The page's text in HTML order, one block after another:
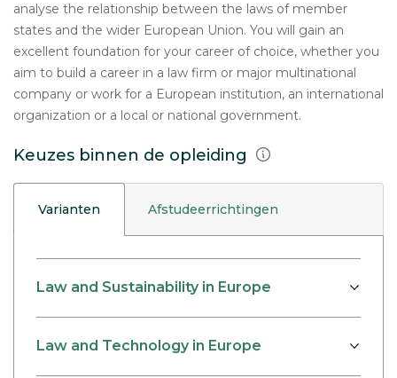
analyse the relationship between the laws of member
states and the wider European Union. You will gain an
excellent foundation for your career of choice, whether you
aim to build a career in a law firm or major multinational
company or work for a European institution, an international
organization or a local or national government.
Keuzes binnen de opleiding
Varianten Afstudeerrichtingen
Law and Sustainability in Europe
Law and Technology in Europe